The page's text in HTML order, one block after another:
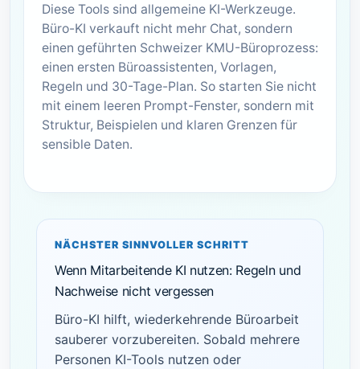
Diese Tools sind allgemeine KI-Werkzeuge.
Büro-KI verkauft nicht mehr Chat, sondern
einen geführten Schweizer KMU-Büroprozess:
einen ersten Büroassistenten, Vorlagen,
Regeln und 30-Tage-Plan. So starten Sie nicht
mit einem leeren Prompt-Fenster, sondern mit
Struktur, Beispielen und klaren Grenzen für
sensible Daten.
NÄCHSTER SINNVOLLER SCHRITT
Wenn Mitarbeitende KI nutzen: Regeln und
Nachweise nicht vergessen
Büro-KI hilft, wiederkehrende Büroarbeit
sauberer vorzubereiten. Sobald mehrere
Personen KI-Tools nutzen oder